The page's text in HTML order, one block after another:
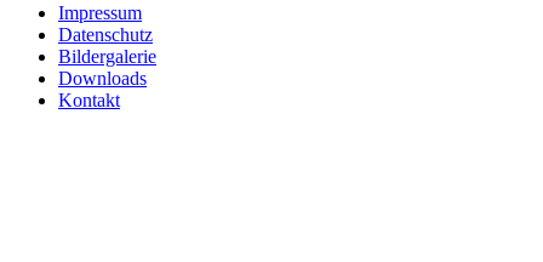
Impressum
Datenschutz
Bildergalerie
Downloads
Kontakt